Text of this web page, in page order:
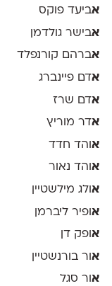
אביעד פוקס
אבישר גולדמן
אברהם קורנפלד
אדם פיינברג
אדם שרז
אדר מוריץ
אוהד חדד
אוהד נאור
אולג מילשטיין
אופיר ליברמן
אופק דן
אור בורנשטיין
אור סגל